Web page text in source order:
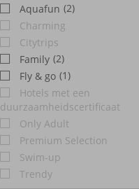
Aquafun (2)
Charming
Citytrips
Family (2)
Fly & go (1)
Hotels met een
duurzaamheidscertificaat
Only Adult
Premium Selection
Swim-up
Trendy